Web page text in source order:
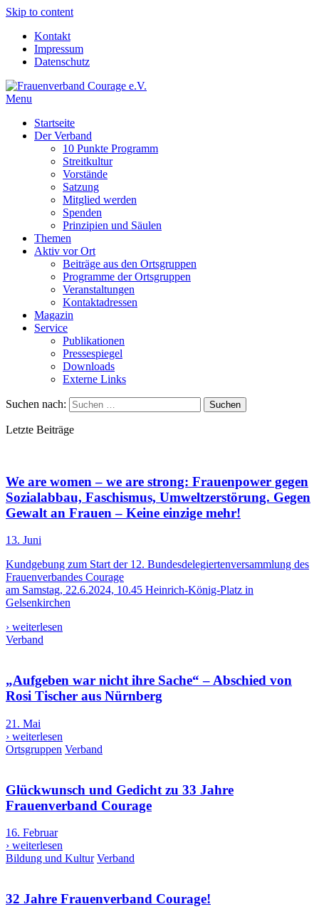
Skip to content
Kontakt
Impressum
Datenschutz
Menu
Startseite
Der Verband
10 Punkte Programm
Streitkultur
Vorstände
Satzung
Mitglied werden
Spenden
Prinzipien und Säulen
Themen
Aktiv vor Ort
Beiträge aus den Ortsgruppen
Programme der Ortsgruppen
Veranstaltungen
Kontaktadressen
Magazin
Service
Publikationen
Pressespiegel
Downloads
Externe Links
Suchen nach:
Letzte Beiträge
We are women – we are strong: Frauenpower gegen
Sozialabbau, Faschismus, Umweltzerstörung. Gegen
Gewalt an Frauen – Keine einzige mehr!
13. Juni
Kundgebung zum Start der 12. Bundesdelegiertenversammlung des
Frauenverbandes Courage
am Samstag, 22.6.2024, 10.45 Heinrich-König-Platz in
Gelsenkirchen
› weiterlesen
Verband
„Aufgeben war nicht ihre Sache“ – Abschied von
Rosi Tischer aus Nürnberg
21. Mai
› weiterlesen
Ortsgruppen Verband
Glückwunsch und Gedicht zu 33 Jahre
Frauenverband Courage
16. Februar
› weiterlesen
Bildung und Kultur Verband
32 Jahre Frauenverband Courage!